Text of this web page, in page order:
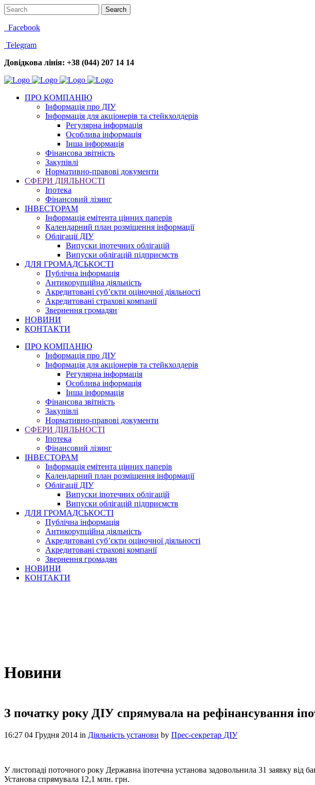
Facebook
Telegram
Довідкова лінія: +38 (044) 207 14 14
ПРО КОМПАНІЮ
Інформація про ДІУ
Інформація для акціонерів та стейкхолдерів
Регулярна інформація
Особлива інформація
Інша інформація
Фінансова звітність
Закупівлі
Нормативно-правові документи
СФЕРИ ДІЯЛЬНОСТІ
Іпотека
Фінансовий лізинг
ІНВЕСТОРАМ
Інформація емітента цінних паперів
Календарний план розміщення інформації
Облігації ДІУ
Випуски іпотечних облігацій
Випуски облігацій підприємств
ДЛЯ ГРОМАДСЬКОСТІ
Публічна інформація
Антикорупційна діяльність
Акредитовані суб’єкти оціночної діяльності
Акредитовані страхові компанії
Звернення громадян
НОВИНИ
КОНТАКТИ
ПРО КОМПАНІЮ
Інформація про ДІУ
Інформація для акціонерів та стейкхолдерів
Регулярна інформація
Особлива інформація
Інша інформація
Фінансова звітність
Закупівлі
Нормативно-правові документи
СФЕРИ ДІЯЛЬНОСТІ
Іпотека
Фінансовий лізинг
ІНВЕСТОРАМ
Інформація емітента цінних паперів
Календарний план розміщення інформації
Облігації ДІУ
Випуски іпотечних облігацій
Випуски облігацій підприємств
ДЛЯ ГРОМАДСЬКОСТІ
Публічна інформація
Антикорупційна діяльність
Акредитовані суб’єкти оціночної діяльності
Акредитовані страхові компанії
Звернення громадян
НОВИНИ
КОНТАКТИ
Новини
З початку року ДІУ спрямувала на рефінансування
16:27 04 Грудня 2014 in Діяльність установи by Прес-секретар ДІУ
У листопаді поточного року Державна іпотечна установа задовольнила 31 заявку від
Установа спрямувала 12,1 млн. грн.